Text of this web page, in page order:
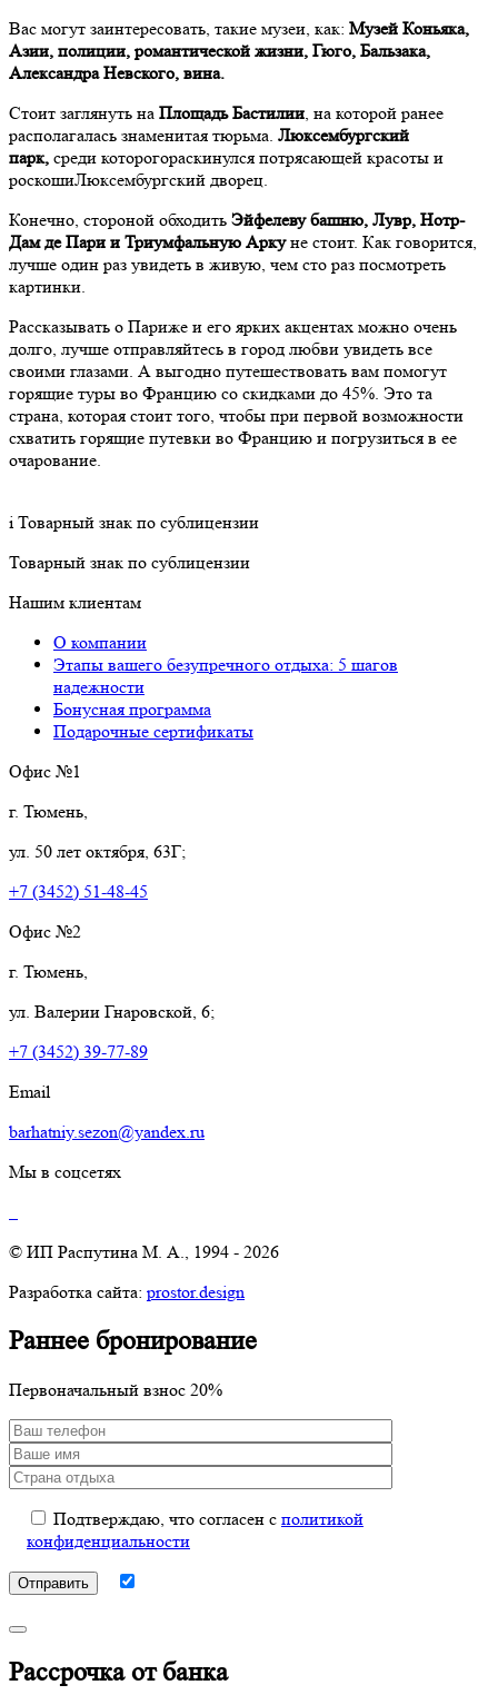
Вас могут заинтересовать, такие музеи, как: Музей Коньяка,
Азии, полиции, романтической жизни, Гюго, Бальзака,
Александра Невского, вина.
Стоит заглянуть на Площадь Бастилии, на которой ранее
располагалась знаменитая тюрьма. Люксембургский
парк, среди которогораскинулся потрясающей красоты и
роскошиЛюксембургский дворец.
Конечно, стороной обходить Эйфелеву башню, Лувр, Нотр-
Дам де Пари и Триумфальную Аркуне стоит. Как говорится,
лучше один раз увидеть в живую, чем сто раз посмотреть
картинки.
Рассказывать о Париже и его ярких акцентах можно очень
долго, лучше отправляйтесь в город любви увидеть все
своими глазами. А выгодно путешествовать вам помогут
горящие туры во Францию со скидками до 45%. Это та
страна, которая стоит того, чтобы при первой возможности
схватить горящие путевки во Францию и погрузиться в ее
очарование.
i Товарный знак по сублицензии
Товарный знак по сублицензии
Нашим клиентам
О компании
Этапы вашего безупречного отдыха: 5 шагов
надежности
Бонусная программа
Подарочные сертификаты
Офис №1
г. Тюмень,
ул. 50 лет октября, 63Г;
+7 (3452) 51-48-45
Офис №2
г. Тюмень,
ул. Валерии Гнаровской, 6;
+7 (3452) 39-77-89
Email
barhatniy.sezon@yandex.ru
Мы в соцсетях
© ИП Распутина М. А., 1994 - 2026
Разработка сайта: prostor.design
Раннее бронирование
Первоначальный взнос 20%
Подтверждаю, что согласен с политикой
конфиденциальности
Рассрочка от банка